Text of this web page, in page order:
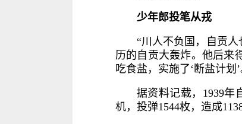
少年郎投笔从戎
“川人不负国，自贡
历的自贡大轰炸。他后来
吃食盐，实施了‘断盐计划’
据资料记载，1939年
机，投弹1544枚，造成